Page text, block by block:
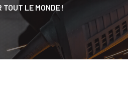
TOUT LE MONDE !